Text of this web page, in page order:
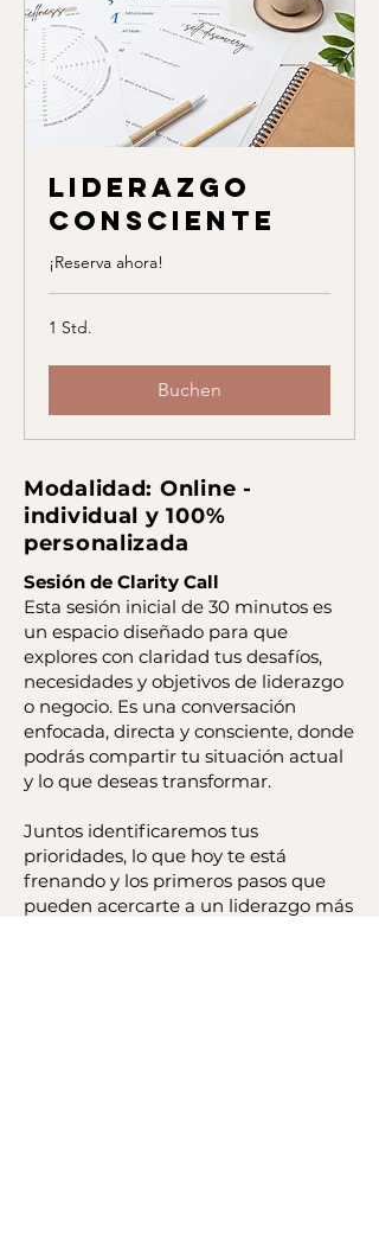
Liderazgo
Consciente
¡Reserva ahora!
1 Std.
Buchen
Modalidad: Online -
individual y 100%
personalizada
Sesión de Clarity Call
Esta sesión inicial de 30 minutos es
un espacio diseñado para que
explores con claridad tus desafíos,
necesidades y objetivos de liderazgo
o negocio. Es una conversación
enfocada, directa y consciente, donde
podrás compartir tu situación actual
y lo que deseas transformar.
Juntos identificaremos tus
prioridades, lo que hoy te está
frenando y los primeros pasos que
pueden acercarte a un liderazgo más